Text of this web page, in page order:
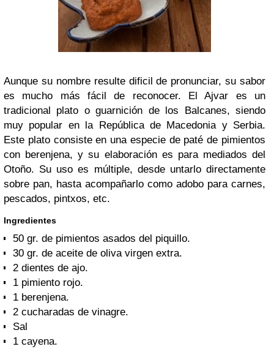
Aunque su nombre resulte dificil de pronunciar, su sabor
es mucho más fácil de reconocer. El Ajvar es un
tradicional plato o guarnición de los Balcanes, siendo
muy popular en la República de Macedonia y Serbia.
Este plato consiste en una especie de paté de pimientos
con berenjena, y su elaboración es para mediados del
Otoño. Su uso es múltiple, desde untarlo directamente
sobre pan, hasta acompañarlo como adobo para carnes,
pescados, pintxos, etc.
Ingredientes
50 gr. de pimientos asados del piquillo.
30 gr. de aceite de oliva virgen extra.
2 dientes de ajo.
1 pimiento rojo.
1 berenjena.
2 cucharadas de vinagre.
Sal
1 cayena.